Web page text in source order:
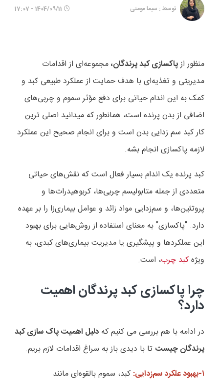
توسط : سیما مومنی 1404/09/11 - 17:07
منظور ازپاکسازی کبد پرندگان،مجموعه‌ای از اقدامات
مدیریتی و تغذیه‌ای با هدف حمایت از عملکرد طبیعی کبد و
کمک به این اندام حیاتی برای دفع مؤثر سموم و چربی‌های
اضافی از بدن پرنده است، همانطور که میدانید اصلی ترین
کار کبد سم زدایی بدن است و برای انجام صحیح این عملکرد
لازمه پاکسازی انجام بشه.
کبد پرنده یک اندام بسیار فعال است که نقش‌های حیاتی
متعددی از جمله متابولیسم چربی‌ها، کربوهیدرات‌ها و
پروتئین‌ها، و سم‌زدایی مواد زائد و عوامل بیماری‌زا را بر عهده
دارد. "پاکسازی" به معنای استفاده از روش‌هایی برای بهبود
این عملکردها و پیشگیری یا مدیریت بیماری‌های کبدی، به
ویژهکبد چرب، است.
چرا پاکسازی کبد پرندگان اهمیت
دارد؟
در ادامه با هم بررسی می کنیم که دلیل اهمیت پاک سازی کبد
پرندگان چیست تا با دیدی باز به سراغ اقدامات لازم بریم.
۱-بهبود علکرد سم‌زدایی:
کبد، سموم بالقوه‌ای مانند